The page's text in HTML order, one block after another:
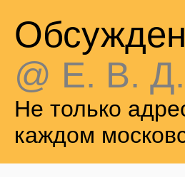
@ Е. В.
Не только
каждом